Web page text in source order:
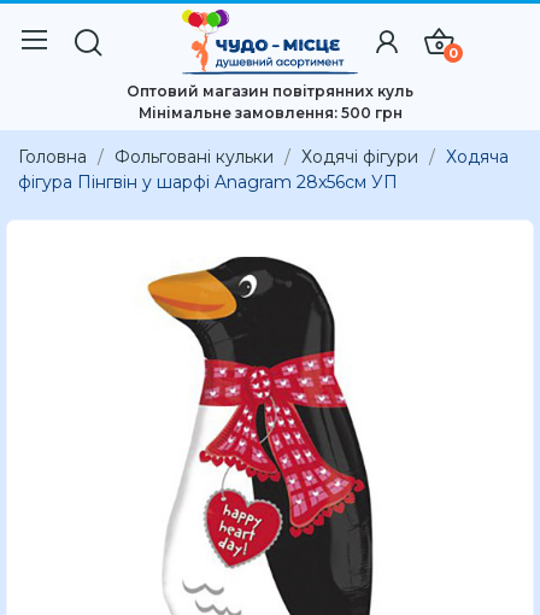
0
Оптовий магазин повітрянних куль
Мінімальне замовлення: 500 грн
Головна Фольговані кульки Ходячі фігури
Ходяча
фігура Пінгвін у шарфі Anagram 28x56см УП